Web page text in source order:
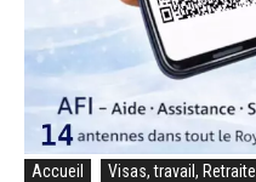
Accueil Visas, travail, Retraite